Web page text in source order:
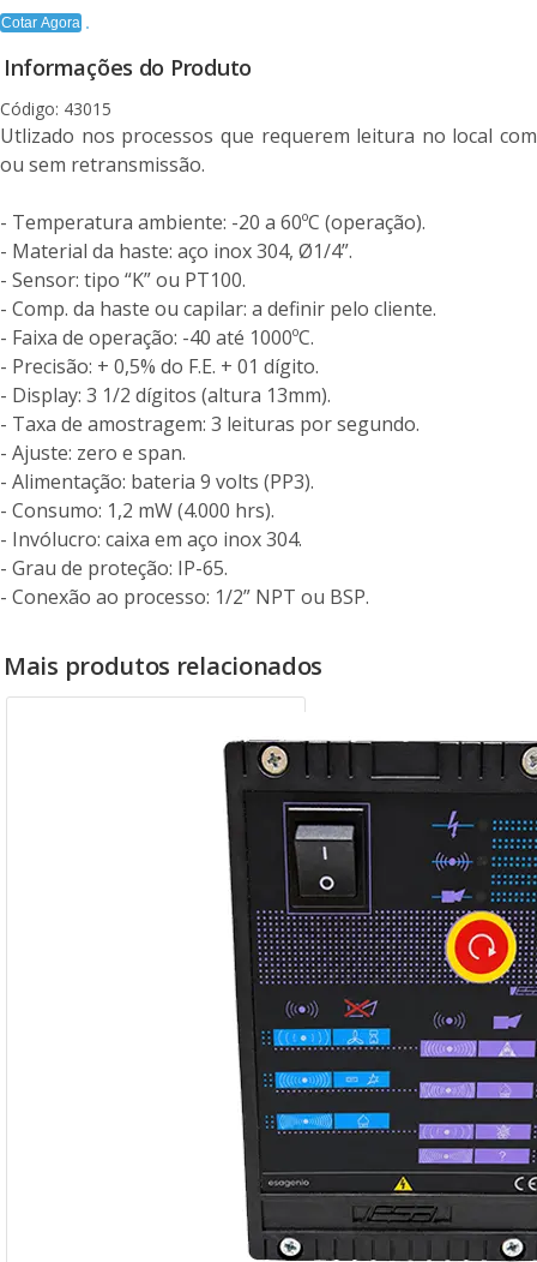
Cotar Agora
Informações do Produto
Código: 43015
Utlizado nos processos que requerem leitura no local com
ou sem retransmissão.
- Temperatura ambiente: -20 a 60ºC (operação).
- Material da haste: aço inox 304, Ø1/4”.
- Sensor: tipo “K” ou PT100.
- Comp. da haste ou capilar: a definir pelo cliente.
- Faixa de operação: -40 até 1000ºC.
- Precisão: + 0,5% do F.E. + 01 dígito.
- Display: 3 1/2 dígitos (altura 13mm).
- Taxa de amostragem: 3 leituras por segundo.
- Ajuste: zero e span.
- Alimentação: bateria 9 volts (PP3).
- Consumo: 1,2 mW (4.000 hrs).
- Invólucro: caixa em aço inox 304.
- Grau de proteção: IP-65.
- Conexão ao processo: 1/2” NPT ou BSP.
Mais produtos relacionados